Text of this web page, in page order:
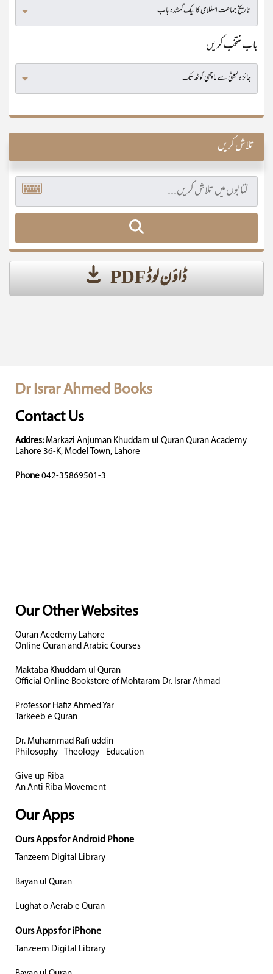
باب منتخب کریں
تلاش کریں
ڈاؤن لوڈ PDF
Dr Israr Ahmed Books
Contact Us
Addres: Markazi Anjuman Khuddam ul Quran Quran Academy
Lahore 36-K, Model Town, Lahore
Phone 042-35869501-3
Our Other Websites
Quran Acedemy Lahore
Online Quran and Arabic Courses
Maktaba Khuddam ul Quran
Official Online Bookstore of Mohtaram Dr. Israr Ahmad
Professor Hafiz Ahmed Yar
Tarkeeb e Quran
Dr. Muhammad Rafi uddin
Philosophy - Theology - Education
Give up Riba
An Anti Riba Movement
Our Apps
Ours Apps for Android Phone
Tanzeem Digital Library
Bayan ul Quran
Lughat o Aerab e Quran
Ours Apps for iPhone
Tanzeem Digital Library